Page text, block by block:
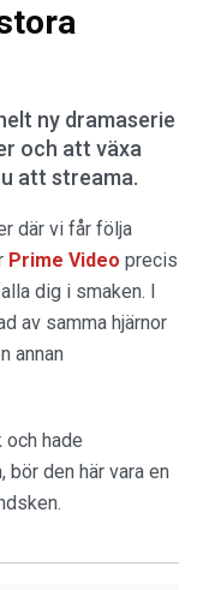
ny dramaserie
och att växa
att streama.
där vi får följa
Prime Video precis
dig i smaken. I
av samma hjärnor
annan
hade
bör den här vara en